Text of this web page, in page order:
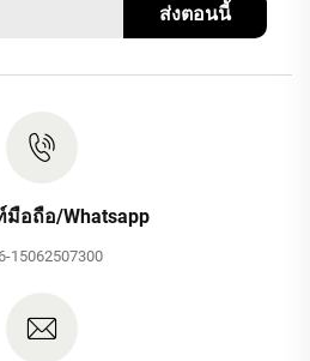
ส่งตอนนี้
อถือ/Whatsapp
15062507300